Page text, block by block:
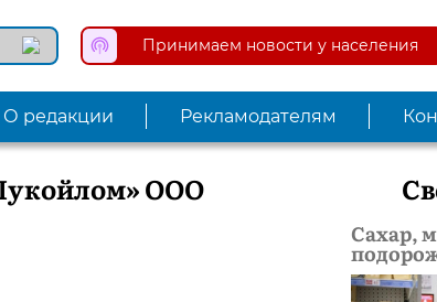
Принимаем новости у населения
О редакции Рекламодателям
ООО
Сахар,